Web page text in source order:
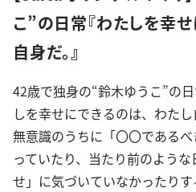
こ”の日常『わたしを幸
自身だ。』
42歳で独身の“鈴木ゆうこ”の
しを幸せにできるのは、わたし
無意識のうちに「〇〇である
っていたり、当たり前のよう
せ」に気づいていなかったり